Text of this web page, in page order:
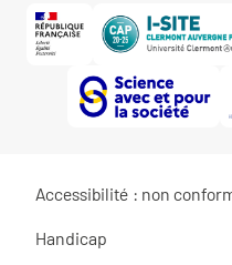
Accessibilité : non
Handicap